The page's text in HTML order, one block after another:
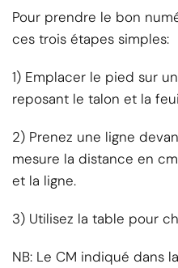
Pour prendre le bon
ces trois étapes simples:
1) Emplacer le pied sur
reposant le talon et la
2) Prenez une ligne
mesure la distance en
et la ligne.
3) Utilisez la table pour
NB: Le CM indiqué dans